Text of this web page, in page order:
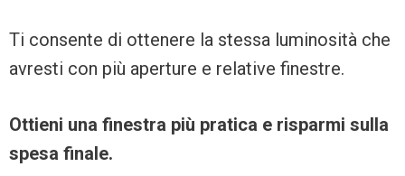
Ti consente di ottenere la stessa luminosità che
avresti con più aperture e relative finestre.
Ottieni una finestra più pratica e risparmi sulla
spesa finale.